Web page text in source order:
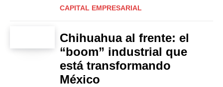
CAPITAL EMPRESARIAL
Chihuahua al frente: el
“boom” industrial que
está transformando
México